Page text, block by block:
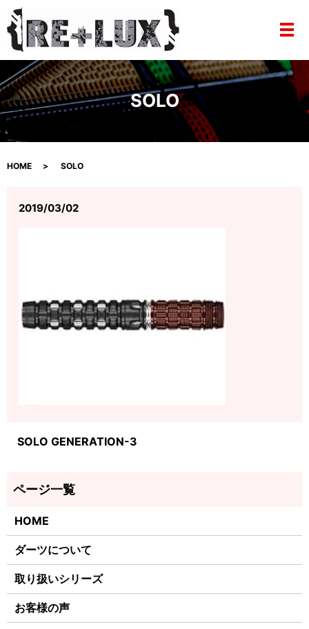
メ
SOLO
HOME SOLO
2019/03/02
SOLO GENERATION-3
HOME
ダーツについて
取り扱いシリーズ
お客様の声